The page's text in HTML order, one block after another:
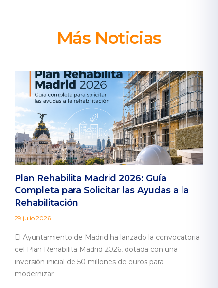
Más Noticias
Plan Rehabilita Madrid 2026: Guía
Completa para Solicitar las Ayudas a la
Rehabilitación
29 julio 2026
El Ayuntamiento de Madrid ha lanzado la convocatoria
del Plan Rehabilita Madrid 2026, dotada con una
inversión inicial de 50 millones de euros para
modernizar